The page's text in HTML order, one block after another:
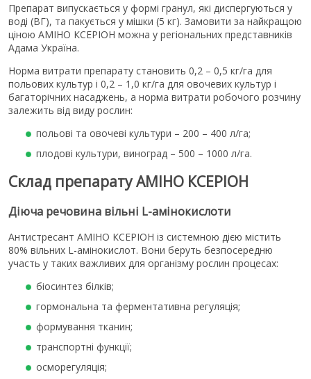
Препарат випускається у формі гранул, які диспергуються у
воді (ВГ), та пакується у мішки (5 кг). Замовити за найкращою
ціною АМІНО КСЕРІОН можна у регіональних представників
Адама Україна.
Норма витрати препарату становить 0,2 – 0,5 кг/га для
польових культур і 0,2 – 1,0 кг/га для овочевих культур і
багаторічних насаджень, а норма витрати робочого розчину
залежить від виду рослин:
польові та овочеві культури – 200 – 400 л/га;
плодові культури, виноград – 500 – 1000 л/га.
Склад препарату АМІНО КСЕРІОН
Діюча речовина вільні L-амінокислоти
Антистресант АМІНО КСЕРІОН із системною дією містить
80% вільних L-амінокислот. Вони беруть безпосередню
участь у таких важливих для організму рослин процесах:
біосинтез білків;
гормональна та ферментативна регуляція;
формування тканин;
транспортні функції;
осморегуляція;